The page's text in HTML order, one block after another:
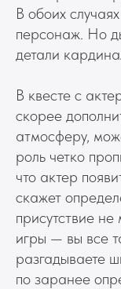
В обоих
персонаж. Но
детали
В квесте с
скорее
атмосферу,
роль четко
что актер
скажет
присутствие
игры — вы все
разгадываете
по заранее